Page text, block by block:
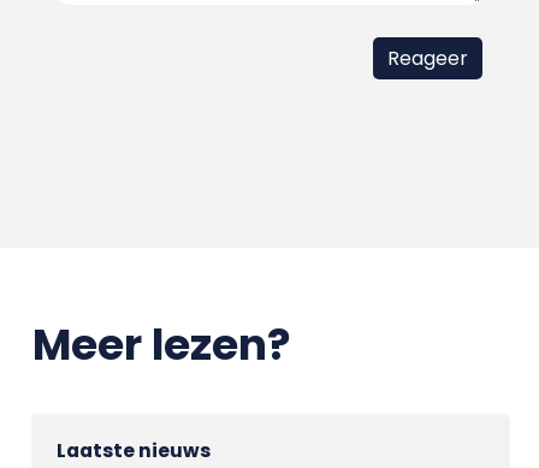
Meer lezen?
Laatste nieuws